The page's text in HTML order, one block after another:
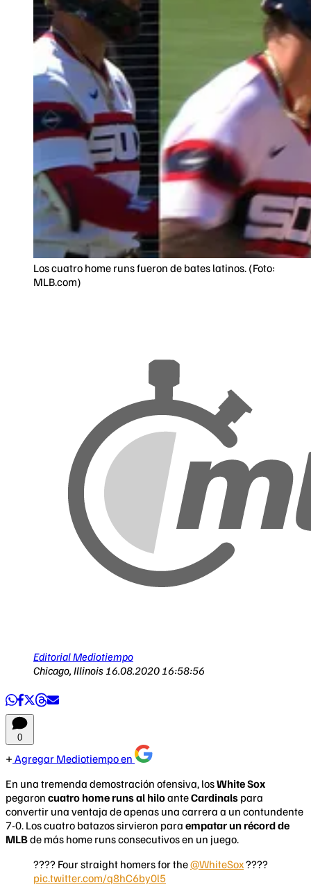
Los cuatro home runs fueron de bates latinos. (Foto:
MLB.com)
Editorial Mediotiempo
Chicago, Illinois 16.08.2020 16:58:56
0
Agregar Mediotiempo en
En una tremenda demostración ofensiva, losWhite Sox
pegaron cuatro home runs al hiloanteCardinals para
convertir una ventaja de apenas una carrera a un contundente
7-0. Los cuatro batazos sirvieron para empatar un récord de
MLBde más home runs consecutivos en un juego.
???? Four straight homers for the@WhiteSox????
pic.twitter.com/q8hC6by0l5